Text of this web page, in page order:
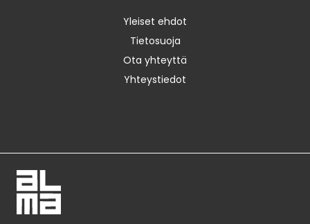
Yleiset ehdot
Tietosuoja
Ota yhteyttä
Yhteystiedot